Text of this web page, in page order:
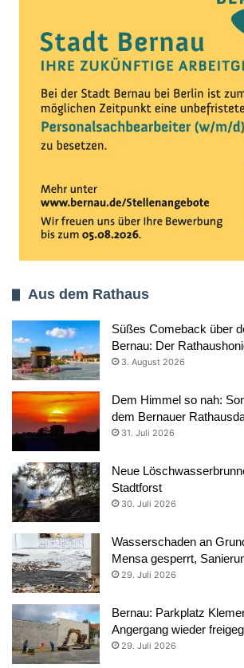
Aus dem Rathaus
Süßes Comeback über
Bernau: Der
3. August 2026
Dem Himmel so nah:
dem Bernauer
31. Juli 2026
Neue
Stadtforst
30. Juli 2026
Wasserschaden an
Mensa gesperrt,
29. Juli 2026
Bernau: Parkplatz
Angergang wieder
29. Juli 2026